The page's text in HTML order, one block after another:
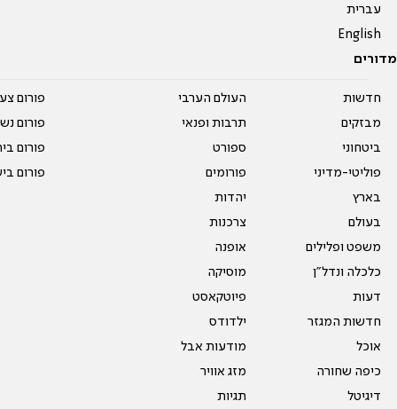
עברית
English
מדורים
חדשות
מבזקים
ביטחוני
פוליטי-מדיני
בארץ
בעולם
משפט ופלילים
כלכלה ונדל"ן
דעות
חדשות המגזר
אוכל
כיפה שחורה
דיגיטל
העולם הערבי
תרבות ופנאי
ספורט
פורומים
יהדות
צרכנות
אופנה
מוסיקה
פיוטקאסט
ילדודס
מודעות אבל
מזג אוויר
תגיות
פורום
פורום
פורום
פורום